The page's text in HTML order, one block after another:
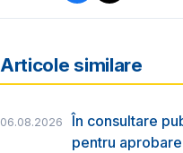
Articole similare
06.08.2026
În consultare
pentru